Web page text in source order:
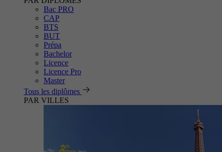
Bac PRO
CAP
BTS
BUT
Prépa
Bachelor
Licence
Licence Pro
Master
Tous les diplômes
PAR VILLES